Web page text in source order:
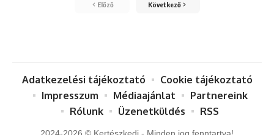
Előző Következő
Adatkezelési tájékoztató
Cookie tájékoztató
Impresszum
Médiaajánlat
Partnereink
Rólunk
Üzenetküldés RSS